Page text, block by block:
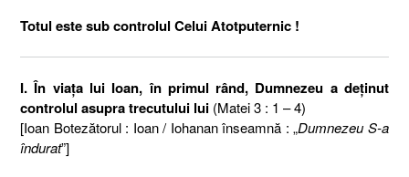
Totul este sub controlul Celui Atotputernic !
I. În viaţa lui Ioan, în primul rând, Dumnezeu a deţinut
controlul asupra trecutului lui (Matei 3 : 1 – 4)
[Ioan Botezătorul : Ioan / Iohanan înseamnă : „Dumnezeu S-a
îndurat”]